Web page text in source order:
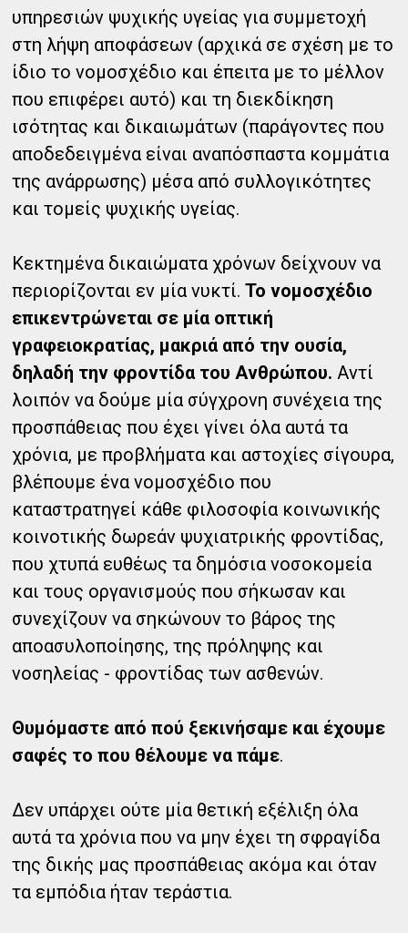
υπηρεσιών ψυχικής υγείας για συμμετοχή
στη λήψη αποφάσεων (αρχικά σε σχέση με το
ίδιο το νομοσχέδιο και έπειτα με το μέλλον
που επιφέρει αυτό) και τη διεκδίκηση
ισότητας και δικαιωμάτων (παράγοντες που
αποδεδειγμένα είναι αναπόσπαστα κομμάτια
της ανάρρωσης) μέσα από συλλογικότητες
και τομείς ψυχικής υγείας.
Κεκτημένα δικαιώματα χρόνων δείχνουν να
περιορίζονται εν μία νυκτί.Το νομοσχέδιο
επικεντρώνεται σε μία οπτική
γραφειοκρατίας, μακριά από την ουσία,
δηλαδή την φροντίδα του Ανθρώπου. Αντί
λοιπόν να δούμε μία σύγχρονη συνέχεια της
προσπάθειας που έχει γίνει όλα αυτά τα
χρόνια, με προβλήματα και αστοχίες σίγουρα,
βλέπουμε ένα νομοσχέδιο που
καταστρατηγεί κάθε φιλοσοφία κοινωνικής
κοινοτικής δωρεάν ψυχιατρικής φροντίδας,
που χτυπά ευθέως τα δημόσια νοσοκομεία
και τους οργανισμούς που σήκωσαν και
συνεχίζουν να σηκώνουν το βάρος της
αποασυλοποίησης, της πρόληψης και
νοσηλείας - φροντίδας των ασθενών.
Θυμόμαστε από πού ξεκινήσαμε και έχουμε
σαφές το που θέλουμε να πάμε.
Δεν υπάρχει ούτε μία θετική εξέλιξη όλα
αυτά τα χρόνια που να μην έχει τη σφραγίδα
της δικής μας προσπάθειας ακόμα και όταν
τα εμπόδια ήταν τεράστια.